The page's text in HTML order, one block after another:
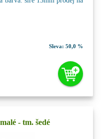
Sleva: 50,0 %
- tm. šedé